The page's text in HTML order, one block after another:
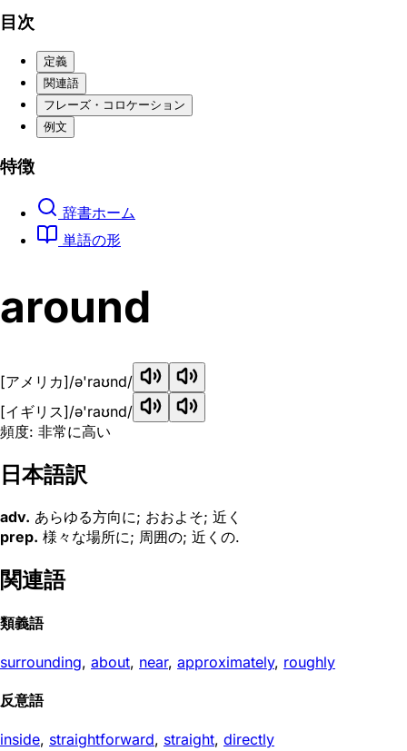
目次
定義
関連語
フレーズ・コロケーション
例文
特徴
辞書ホーム
単語の形
around
[アメリカ]/ə'raʊnd/
[イギリス]/ə'raʊnd/
頻度: 非常に高い
日本語訳
adv. あらゆる方向に; おおよそ; 近く
prep. 様々な場所に; 周囲の; 近くの.
関連語
類義語
surrounding, about, near, approximately, roughly
反意語
inside, straightforward, straight, directly